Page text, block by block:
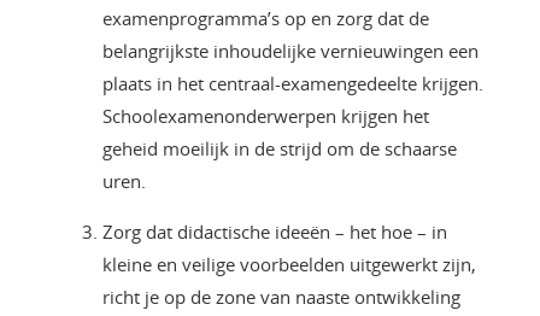
examenprogramma’s op en zorg dat de
belangrijkste inhoudelijke vernieuwingen een
plaats in het centraal-examengedeelte krijgen.
Schoolexamenonderwerpen krijgen het
geheid moeilijk in de strijd om de schaarse
uren.
Zorg dat didactische ideeën – het hoe – in
kleine en veilige voorbeelden uitgewerkt zijn,
richt je op de zone van naaste ontwikkeling